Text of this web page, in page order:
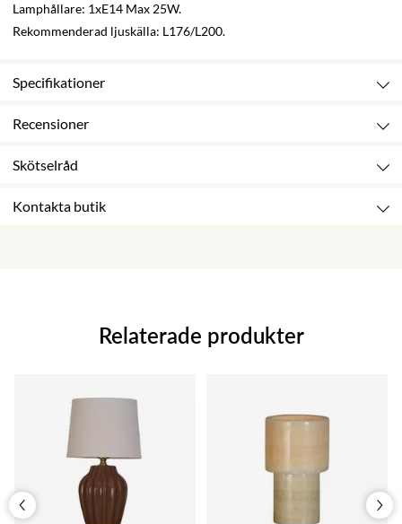
Lamphållare: 1xE14 Max 25W.
Rekommenderad ljuskälla: L176/L200.
Specifikationer
Recensioner
Skötselråd
Kontakta butik
Relaterade produkter